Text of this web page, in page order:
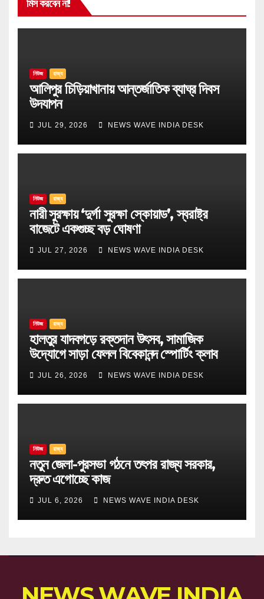
মিস করবেন না!
নিউজ রাজ্য
আলিপুর চিড়িয়াখানায় আন্তর্জাতিক ব্যাঘ্র দিবস
উদযাপন
JUL 29, 2026 NEWS WAVE INDIA DESK
নিউজ রাজ্য
নারী সুরক্ষায় ‘দুর্গা সুরক্ষা স্কোয়াড’, স্বরাষ্ট্র
বাজেটে একগুচ্ছ বড় ঘোষণা
JUL 27, 2026 NEWS WAVE INDIA DESK
নিউজ রাজ্য
হালতুর যাদবগড়ে রক্তদান উৎসব, সামাজিক
উদ্যোগে সাড়া ফেলল বিবেকানন্দ স্পোর্টিং ক্লাব
JUL 26, 2026 NEWS WAVE INDIA DESK
নিউজ রাজ্য
নতুন জেলা-পুরসভা গঠনে তৎপর রাজ্য সরকার,
দ্রুত এগোচ্ছে কাজ
JUL 6, 2026 NEWS WAVE INDIA DESK